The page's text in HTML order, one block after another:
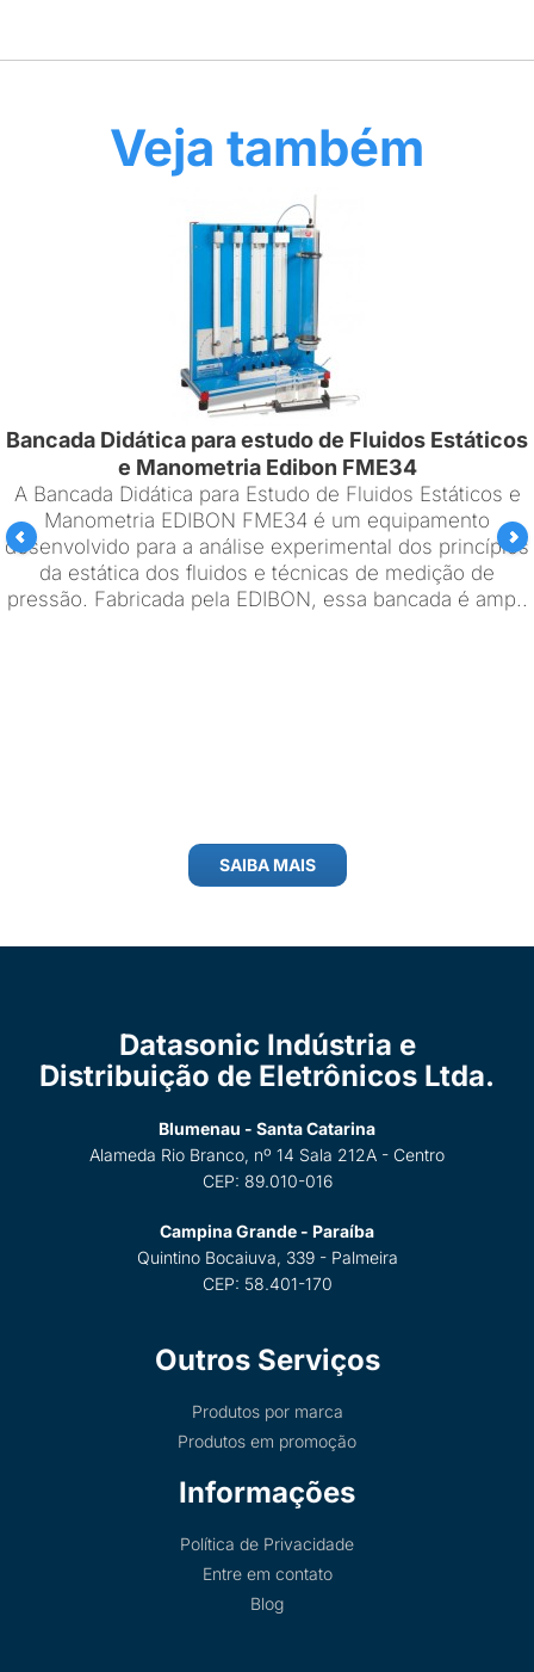
Veja também
Bancada Didática para estudo de Fluidos Estáticos
e Manometria Edibon FME34
A Bancada Didática para Estudo de Fluidos Estáticos e
Manometria EDIBON FME34 é um equipamento
desenvolvido para a análise experimental dos princípios
da estática dos fluidos e técnicas de medição de
pressão. Fabricada pela EDIBON, essa bancada é amp..
SAIBA MAIS
Datasonic Indústria e
Distribuição de Eletrônicos Ltda.
Blumenau - Santa Catarina
Alameda Rio Branco, nº 14 Sala 212A - Centro
CEP: 89.010-016
Campina Grande - Paraíba
Quintino Bocaiuva, 339 - Palmeira
CEP: 58.401-170
Outros Serviços
Produtos por marca
Produtos em promoção
Informações
Política de Privacidade
Entre em contato
Blog